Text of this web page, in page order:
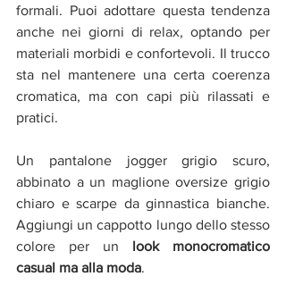
formali. Puoi adottare questa tendenza
anche nei giorni di relax, optando per
materiali morbidi e confortevoli. Il trucco
sta nel mantenere una certa coerenza
cromatica, ma con capi più rilassati e
pratici.
Un pantalone jogger grigio scuro,
abbinato a un maglione oversize grigio
chiaro e scarpe da ginnastica bianche.
Aggiungi un cappotto lungo dello stesso
colore per un look monocromatico
casual ma alla moda.